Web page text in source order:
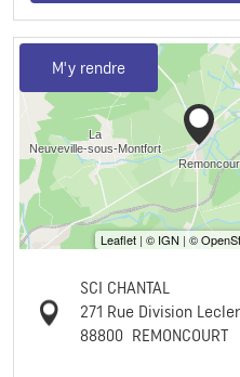
M'y rendre
SCI CHANTAL
271 Rue Division
88800 REMONCOURT